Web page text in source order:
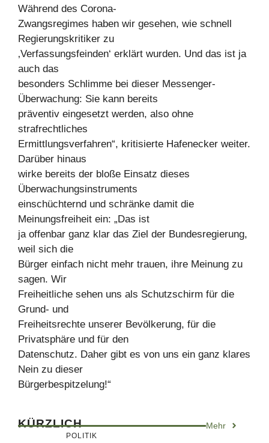
Während des Corona-
Zwangsregimes haben wir gesehen, wie schnell
Regierungskritiker zu
‚Verfassungsfeinden‘ erklärt wurden. Und das ist ja
auch das
besonders Schlimme bei dieser Messenger-
Überwachung: Sie kann bereits
präventiv eingesetzt werden, also ohne
strafrechtliches
Ermittlungsverfahren“, kritisierte Hafenecker weiter.
Darüber hinaus
wirke bereits der bloße Einsatz dieses
Überwachungsinstruments
einschüchternd und schränke damit die
Meinungsfreiheit ein: „Das ist
ja offenbar ganz klar das Ziel der Bundesregierung,
weil sich die
Bürger einfach nicht mehr trauen, ihre Meinung zu
sagen. Wir
Freiheitliche sehen uns als Schutzschirm für die
Grund- und
Freiheitsrechte unserer Bevölkerung, für die
Privatsphäre und für den
Datenschutz. Daher gibt es von uns ein ganz klares
Nein zu dieser
Bürgerbespitzelung!“
KÜRZLICH Mehr
POLITIK